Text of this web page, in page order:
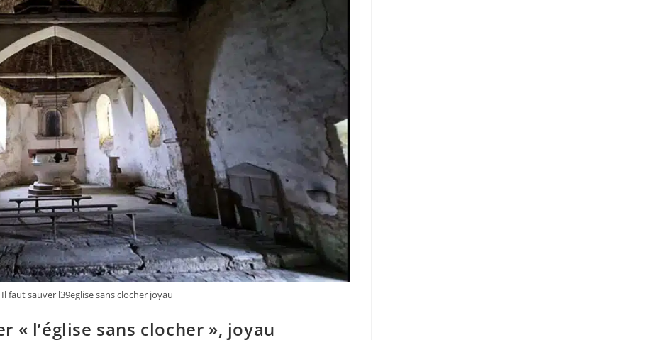
faut sauver l39eglise sans clocher joyau
« l’église sans clocher », joyau